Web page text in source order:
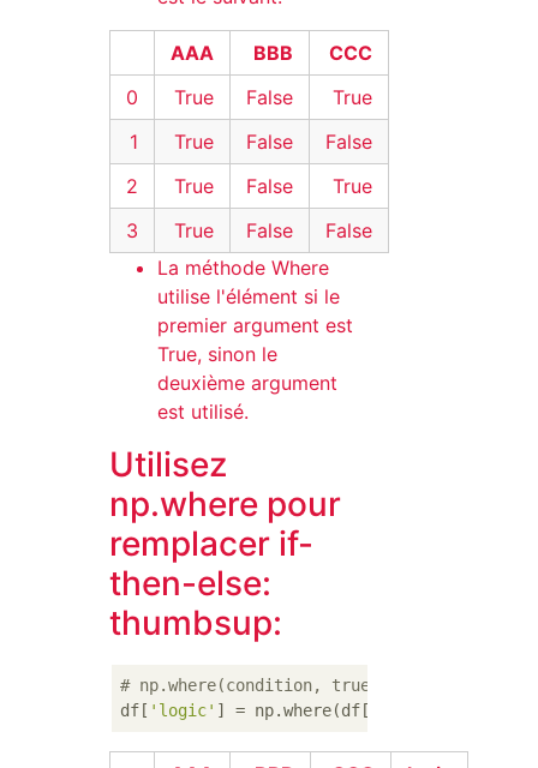
AAA BBB
CCC
0
True False
True
1
True False
False
2
True False
True
3
True False
False
La méthode Where
utilise l'élément si le
premier argument est
True, sinon le
deuxième argument
est utilisé.
Utilisez
np.where pour
remplacer if-
then-else:
thumbsup:
# np.where(condition, true, false)
df[ 'logic' ] = np.where(df[